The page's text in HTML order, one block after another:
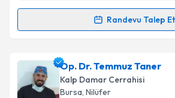
kapsamda işlenmesini kabul
Randevu Talep Et
Randevu Takvimi Talebi
Prof. Dr. Ercan Ereniçin randevu
oluşturun. Size bu uzmandan
takvim hazırlandığında e-posta ile
Op. Dr. Temmuz Taner
Kalp Damar Cerrahisi
Bursa, Nilüfer